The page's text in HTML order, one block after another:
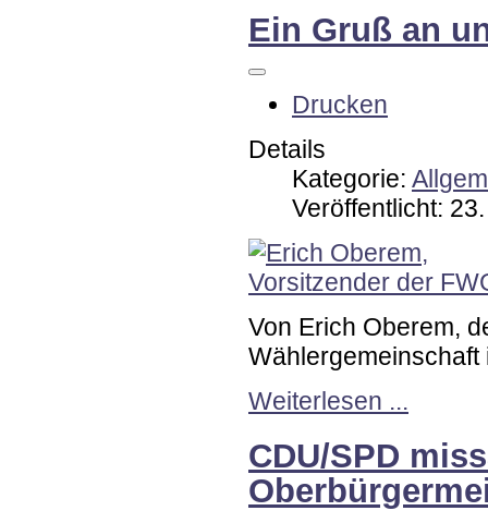
Ein Gruß an
Drucken
Details
Kategorie:
Veröffentlicht:
Von Erich Oberem,
Weiterlesen ...
CDU/SPD